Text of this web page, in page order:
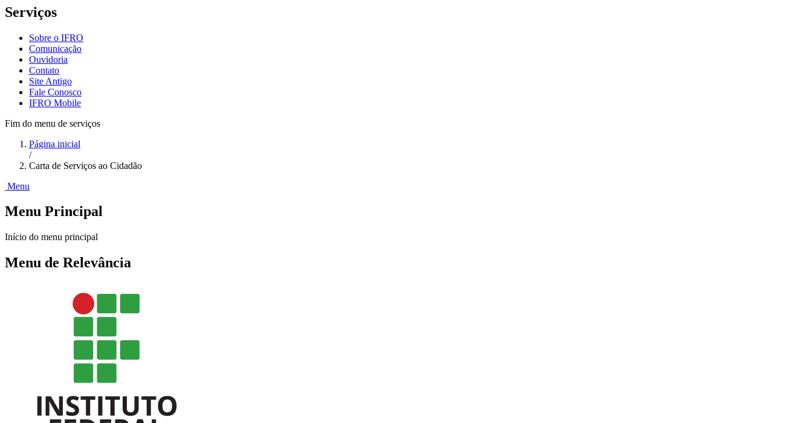
Serviços
Sobre o IFRO
Comunicação
Ouvidoria
Contato
Site Antigo
Fale Conosco
IFRO Mobile
Fim do menu de serviços
Página inicial
/
Carta de Serviços ao Cidadão
Menu
Menu Principal
Início do menu principal
Menu de Relevância